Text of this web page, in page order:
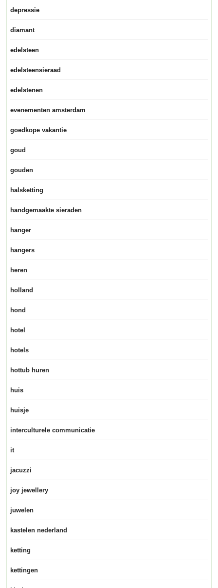
depressie
diamant
edelsteen
edelsteensieraad
edelstenen
evenementen amsterdam
goedkope vakantie
goud
gouden
halsketting
handgemaakte sieraden
hanger
hangers
heren
holland
hond
hotel
hotels
hottub huren
huis
huisje
interculturele communicatie
it
jacuzzi
joy jewellery
juwelen
kastelen nederland
ketting
kettingen